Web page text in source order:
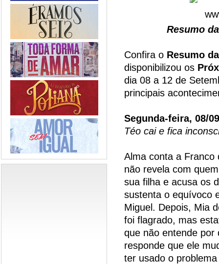
Resumo
Confira o Resumo
disponibilizou os
dia 08 a 12 de
principais
Segunda-feira, 08/
Téo cai e fica
Alma conta a Franco
não revela com
sua filha e acusa os
sustenta o equívoco
Miguel. Depois, Mia
foi flagrado, mas
que não entende por
responde que ele
ter usado o